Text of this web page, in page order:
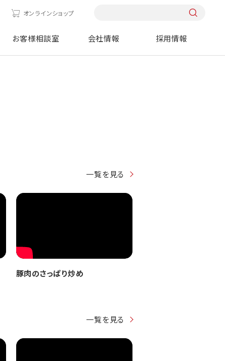
オンラインショップ
お客様相談室 会社情報 採用情報
一覧を見る
豚肉のさっぱり炒め
一覧を見る